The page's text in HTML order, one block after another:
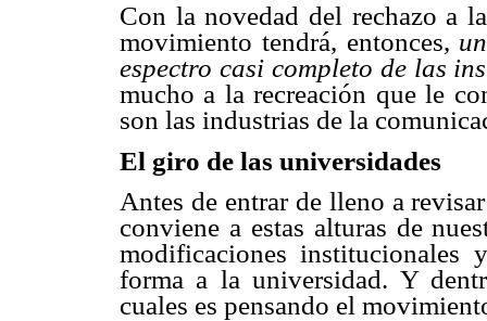
Con la novedad del rechazo a
movimiento tendrá, entonces,
espectro casi completo de las
mucho a la recreación que le
son las industrias de la
El giro de las universidades
Antes de entrar de lleno a
conviene a estas alturas de
modificaciones institucionales
forma a la universidad. Y
cuales es pensando el